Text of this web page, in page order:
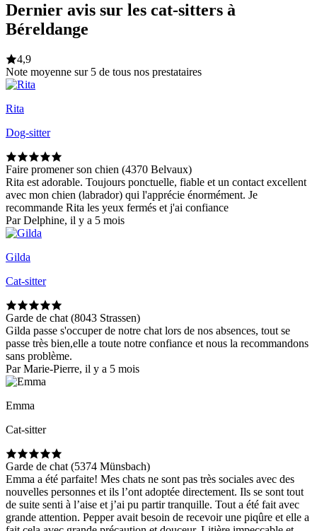
Dernier avis sur les cat-sitters à
Béreldange
4,9
Note moyenne sur 5 de tous nos prestataires
Rita
Dog-sitter
Faire promener son chien (4370 Belvaux)
Rita est adorable. Toujours ponctuelle, fiable et un contact excellent
avec mon chien (labrador) qui l'apprécie énormément. Je
recommande Rita les yeux fermés et j'ai confiance
Par Delphine, il y a 5 mois
Gilda
Cat-sitter
Garde de chat (8043 Strassen)
Gilda passe s'occuper de notre chat lors de nos absences, tout se
passe très bien,elle a toute notre confiance et nous la recommandons
sans problème.
Par Marie-Pierre, il y a 5 mois
Emma
Cat-sitter
Garde de chat (5374 Münsbach)
Emma a été parfaite! Mes chats ne sont pas très sociales avec des
nouvelles personnes et ils l’ont adoptée directement. Ils se sont tout
de suite senti à l’aise et j’ai pu partir tranquille. Tout a été fait avec
grande attention. Pepper avait besoin de recevoir une piqûre et elle a